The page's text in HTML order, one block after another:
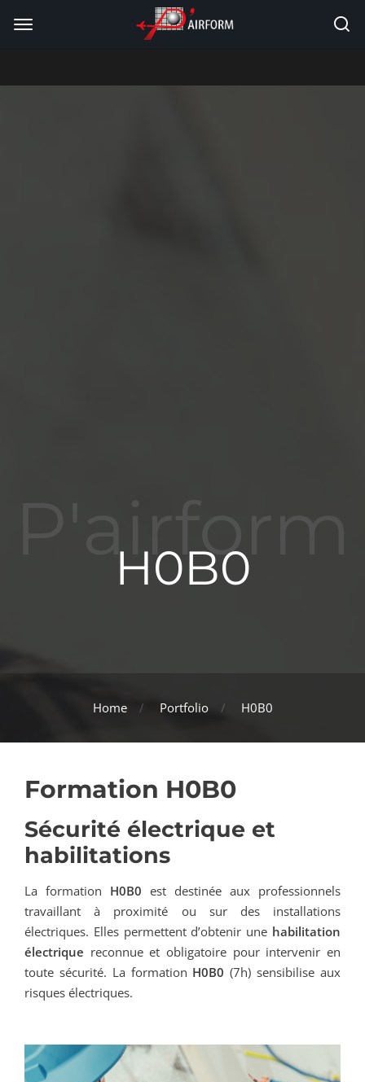
P'airform
H0B0
Home Portfolio H0B0
Formation H0B0
Sécurité électrique et
habilitations
La formation H0B0 est destinée aux professionnels
travaillant à proximité ou sur des installations
électriques. Elles permettent d’obtenir une habilitation
électrique reconnue et obligatoire pour intervenir en
toute sécurité. La formation H0B0 (7h) sensibilise aux
risques électriques.